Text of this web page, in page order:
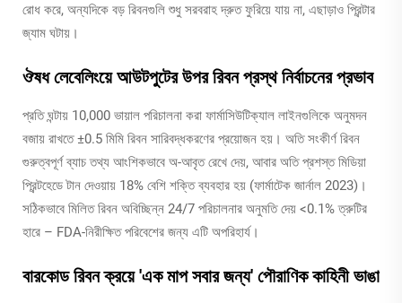
রোধ করে, অন্যদিকে বড় রিবনগুলি শুধু সরবরাহ দ্রুত ফুরিয়ে যায় না, এছাড়াও প্রিন্টার
জ্যাম ঘটায়।
ঔষধ লেবেলিংয়ে আউটপুটের উপর রিবন প্রস্থ নির্বাচনের প্রভাব
প্রতি ঘন্টায় 10,000 ভায়াল পরিচালনা করা ফার্মাসিউটিক্যাল লাইনগুলিকে অনুমদন
বজায় রাখতে ±0.5 মিমি রিবন সারিবদ্ধকরণের প্রয়োজন হয়। অতি সংকীর্ণ রিবন
গুরুত্বপূর্ণ ব্যাচ তথ্য আংশিকভাবে অ-আবৃত রেখে দেয়, আবার অতি প্রশস্ত মিডিয়া
প্রিন্টহেডে টান দেওয়ায় 18% বেশি শক্তি ব্যবহার হয় (ফার্মাটেক জার্নাল 2023)।
সঠিকভাবে মিলিত রিবন অবিচ্ছিন্ন 24/7 পরিচালনার অনুমতি দেয় <0.1% ত্রুটির
হারে – FDA-নিরীক্ষিত পরিবেশের জন্য এটি অপরিহার্য।
বারকোড রিবন ক্রয়ে 'এক মাপ সবার জন্য' পৌরাণিক কাহিনী ভাঙা